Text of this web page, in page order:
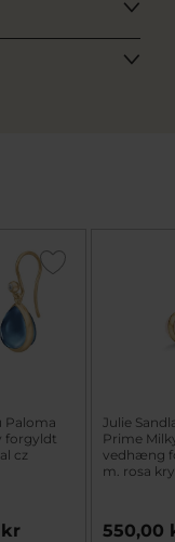
Paloma
forgyldt
cz
kr
Julie
Prime
vedhæng
m. rosa
550,00